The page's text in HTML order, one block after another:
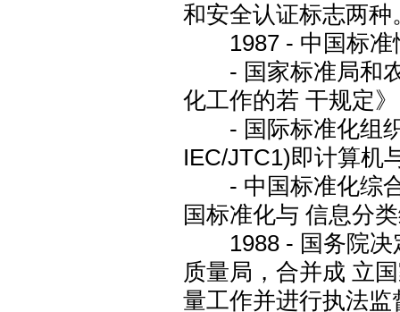
和安全认证标志两种
1987 - 中国标准
- 国家标准局和农
化工作的若 干规定
- 国际标准化组织
IEC/JTC1)即计算机
- 中国标准化综合
国标准化与 信息分
1988 - 国务院决
质量局，合并成 立
量工作并进行执法监